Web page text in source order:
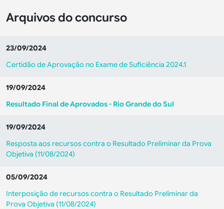
Arquivos do concurso
23/09/2024
Certidão de Aprovação no Exame de Suficiência 2024.1
19/09/2024
Resultado Final de Aprovados - Rio Grande do Sul
19/09/2024
Resposta aos recursos contra o Resultado Preliminar da Prova
Objetiva (11/08/2024)
05/09/2024
Interposição de recursos contra o Resultado Preliminar da
Prova Objetiva (11/08/2024)